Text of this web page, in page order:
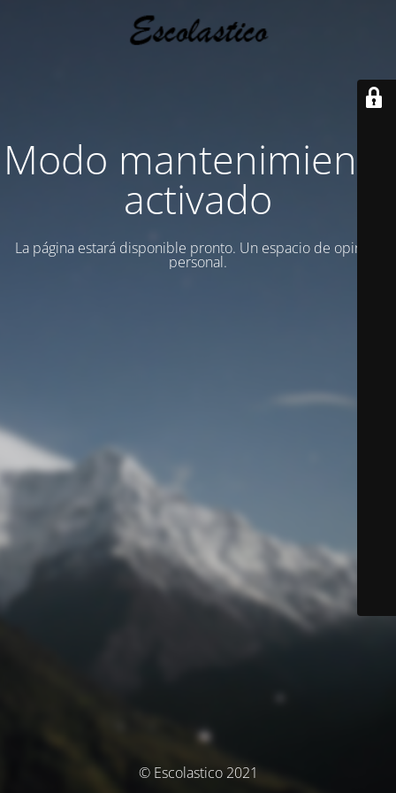
Modo mantenimiento
activado
La página estará disponible pronto. Un espacio de opinion
personal.
© Escolastico 2021